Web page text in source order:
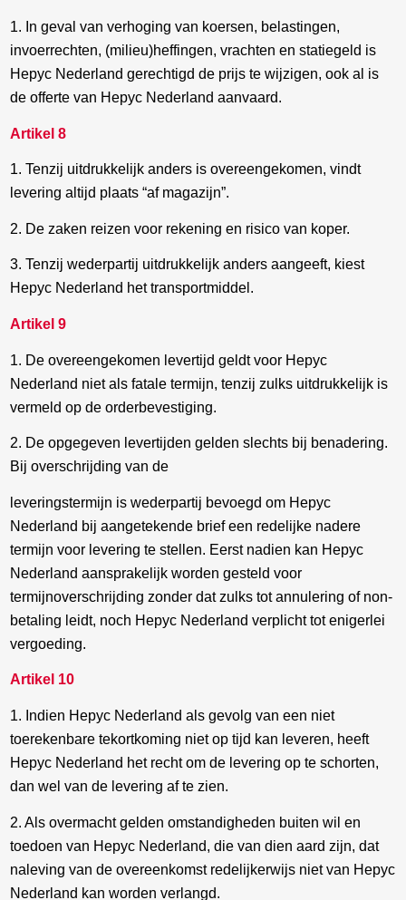
1. In geval van verhoging van koersen, belastingen,
invoerrechten, (milieu)heffingen, vrachten en statiegeld is
Hepyc Nederland gerechtigd de prijs te wijzigen, ook al is
de offerte van Hepyc Nederland aanvaard.
Artikel 8
1. Tenzij uitdrukkelijk anders is overeengekomen, vindt
levering altijd plaats “af magazijn”.
2. De zaken reizen voor rekening en risico van koper.
3. Tenzij wederpartij uitdrukkelijk anders aangeeft, kiest
Hepyc Nederland het transportmiddel.
Artikel 9
1. De overeengekomen levertijd geldt voor Hepyc
Nederland niet als fatale termijn, tenzij zulks uitdrukkelijk is
vermeld op de orderbevestiging.
2. De opgegeven levertijden gelden slechts bij benadering.
Bij overschrijding van de
leveringstermijn is wederpartij bevoegd om Hepyc
Nederland bij aangetekende brief een redelijke nadere
termijn voor levering te stellen. Eerst nadien kan Hepyc
Nederland aansprakelijk worden gesteld voor
termijnoverschrijding zonder dat zulks tot annulering of non-
betaling leidt, noch Hepyc Nederland verplicht tot enigerlei
vergoeding.
Artikel 10
1. Indien Hepyc Nederland als gevolg van een niet
toerekenbare tekortkoming niet op tijd kan leveren, heeft
Hepyc Nederland het recht om de levering op te schorten,
dan wel van de levering af te zien.
2. Als overmacht gelden omstandigheden buiten wil en
toedoen van Hepyc Nederland, die van dien aard zijn, dat
naleving van de overeenkomst redelijkerwijs niet van Hepyc
Nederland kan worden verlangd.